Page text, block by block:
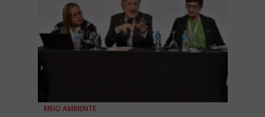
MEIO AMBIENTE